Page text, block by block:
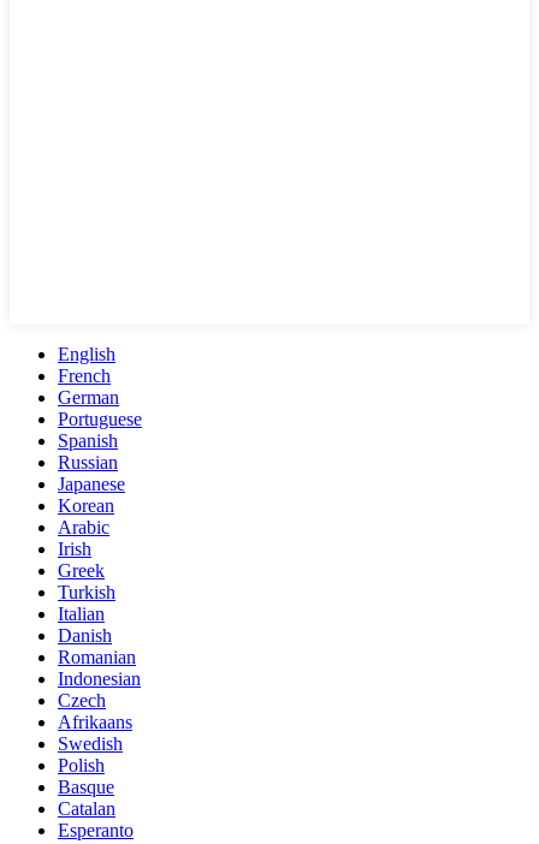
English
French
German
Portuguese
Spanish
Russian
Japanese
Korean
Arabic
Irish
Greek
Turkish
Italian
Danish
Romanian
Indonesian
Czech
Afrikaans
Swedish
Polish
Basque
Catalan
Esperanto